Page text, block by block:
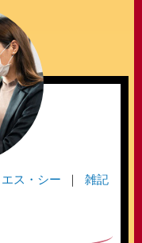
ス・シー 雑記